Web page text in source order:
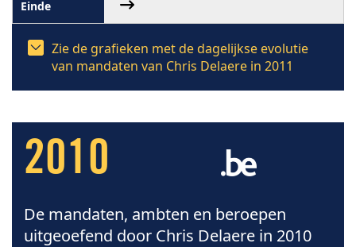
Zie de grafieken met de dagelijkse evolutie
van mandaten van Chris Delaere in 2011
2010
De mandaten, ambten en beroepen
uitgeoefend door Chris Delaere in 2010